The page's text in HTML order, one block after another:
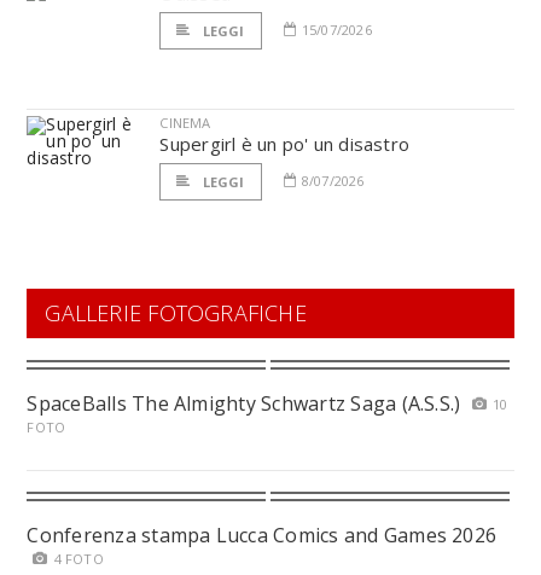
LEGGI 15/07/2026
CINEMA
Supergirl è un po' un disastro
LEGGI 8/07/2026
GALLERIE FOTOGRAFICHE
SpaceBalls The Almighty Schwartz Saga (A.S.S.)
10
FOTO
Conferenza stampa Lucca Comics and Games 2026
4 FOTO